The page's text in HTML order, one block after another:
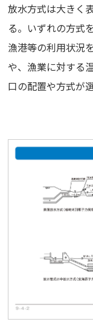
放水方式は大きく
る。いずれの方式
漁港等の利用状況
や、漁業に対する
口の配置や方式が